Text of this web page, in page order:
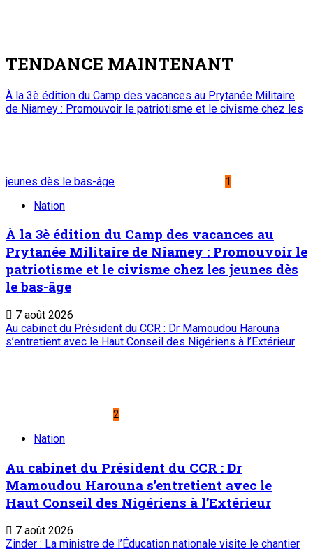
TENDANCE MAINTENANT
À la 3è édition du Camp des vacances au Prytanée Militaire
de Niamey : Promouvoir le patriotisme et le civisme chez les
jeunes dès le bas-âge
1
Nation
À la 3è édition du Camp des vacances au
Prytanée Militaire de Niamey : Promouvoir le
patriotisme et le civisme chez les jeunes dès
le bas-âge
7 août 2026
Au cabinet du Président du CCR : Dr Mamoudou Harouna
s’entretient avec le Haut Conseil des Nigériens à l’Extérieur
2
Nation
Au cabinet du Président du CCR : Dr
Mamoudou Harouna s’entretient avec le
Haut Conseil des Nigériens à l’Extérieur
7 août 2026
Zinder : La ministre de l’Éducation nationale visite le chantier